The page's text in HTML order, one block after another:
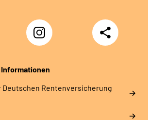
Instagram
DRV
Nachwuchskräfte
Teilen
Rentenversicherung